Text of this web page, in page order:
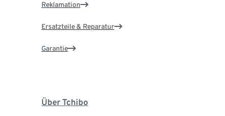
Reklamation
Ersatzteile & Reparatur
Garantie
Über Tchibo